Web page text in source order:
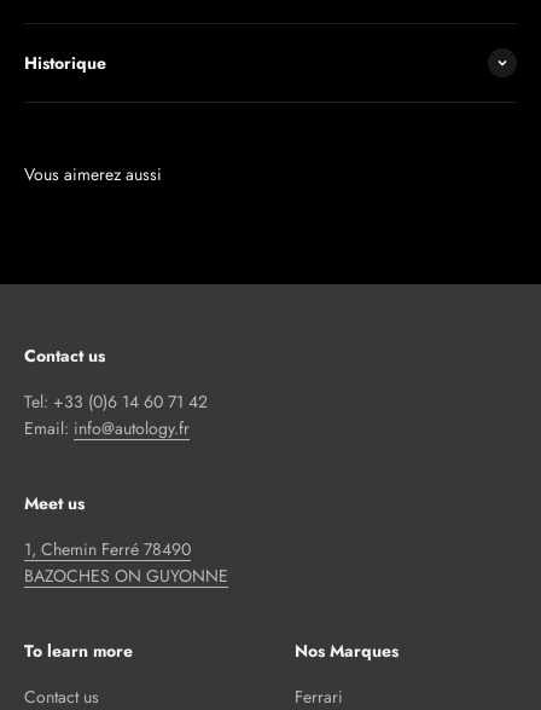
Historique
Contact us
Tel: +33 (0)6 14 60 71 42
Email: info@autology.fr
Meet us
1, Chemin Ferré 78490
BAZOCHES ON GUYONNE
To learn more
Contact us
Nos Marques
Ferrari